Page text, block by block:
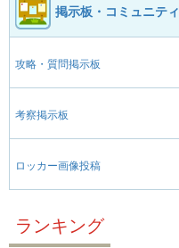
掲示板・コミュニティ
攻略・質問掲示板
考察掲示板
ロッカー画像投稿
ランキング